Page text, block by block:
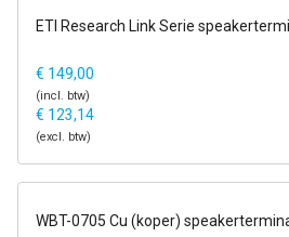
1-2 dagen
ETI Research Link Serie
€ 149,00
(incl. btw)
€ 123,14
(excl. btw)
1-2 dagen
WBT-0705 Cu (koper)